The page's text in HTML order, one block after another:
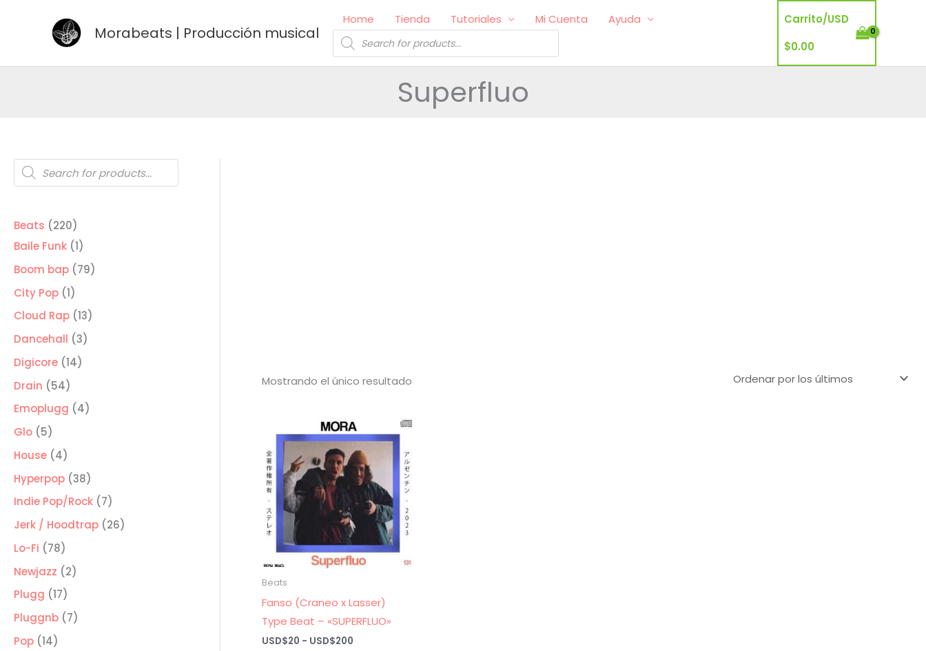
Morabeats | Producción musical
Home Tienda Tutoriales Mi Cuenta
Ayuda
Búsqueda
de
productos
Carrito/USD
$0.00
Superfluo
Búsqueda
de
productos
Beats 220220
productos
Baile Funk 11
producto
Boom bap 7979
City Pop 11
producto
Cloud Rap 1313
Dancehall 33
Digicore 1414
Drain 5454
productos
Emoplugg 44
Glo 55
productos
House 44
productos
Hyperpop 3838
productos
Indie Pop/Rock 77
productos
Jerk / Hoodtrap 2626
Lo-Fi 7878
productos
Newjazz 22
Plugg 1717
productos
Pluggnb 77
Pop 1414
Mostrando el único resultado
Beats
Fanso (Craneo x Lasser)
Type Beat – «SUPERFLUO»
USD$20 - USD$200Rango